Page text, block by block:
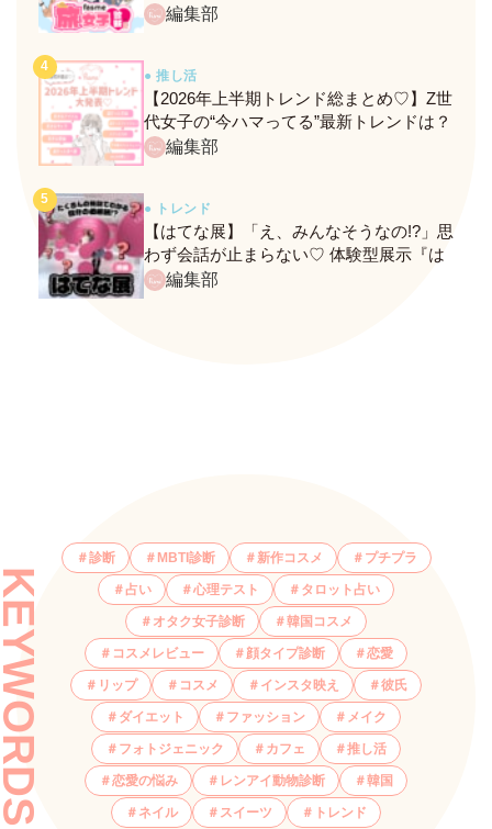
ト！編集部
● 推し活
【2026年上半期トレンド総まとめ♡】Z世
代女子の“今ハマってる”最新トレンドは？
ネクストバズ予報もチェック♪
編集部
● トレンド
【はてな展】「え、みんなそうなの!?」思
わず会話が止まらない♡ 体験型展示『は
てな展』に行ってきたレポ
編集部
診断 MBTI診断 新作コスメ プチプラ
占い 心理テスト タロット占い
オタク女子診断 韓国コスメ
コスメレビュー 顔タイプ診断 恋愛
リップ コスメ インスタ映え 彼氏
ダイエット ファッション メイク
フォトジェニック カフェ 推し活
恋愛の悩み レンアイ動物診断 韓国
ネイル スイーツ トレンド